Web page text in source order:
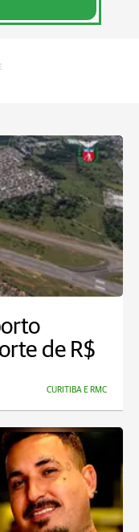
de R$
CURITIBA E RMC